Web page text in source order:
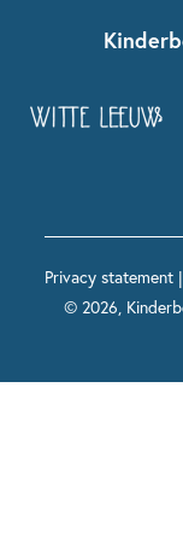
Kinderboeken
Grappige kinderboeken
Spannende
Boekentips 12+ jaar
Voor volwassenen
Spekkie en Sproet
Maxi & Helium
Voor het onderwijs
Privacy statement|
© 2026,